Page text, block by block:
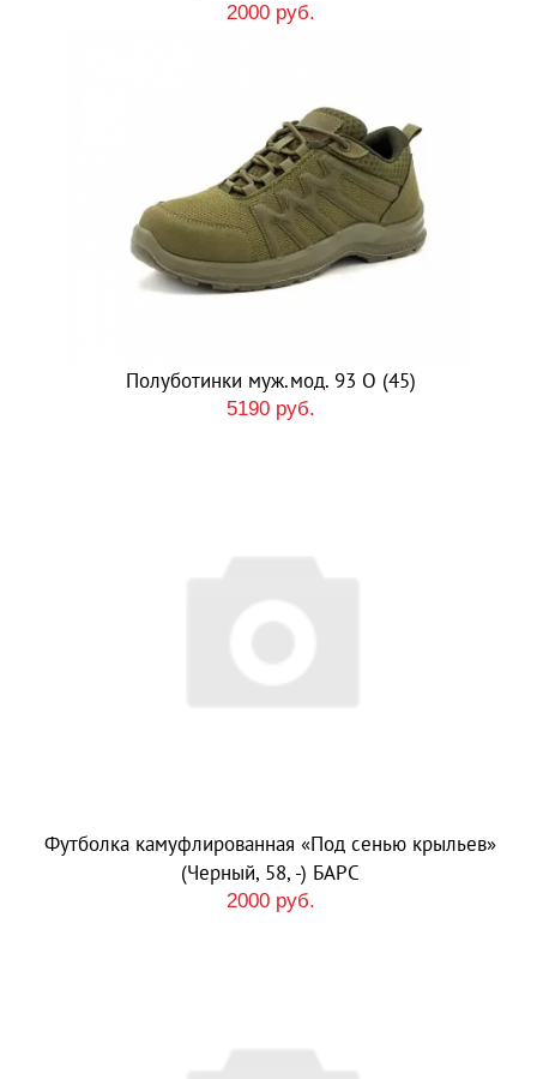
2000 руб.
Полуботинки муж.мод. 93 О (45)
5190 руб.
Футболка камуфлированная «Под сенью крыльев»
(Черный, 58, -) БАРС
2000 руб.